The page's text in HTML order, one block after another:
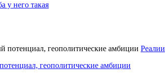
у него такая
Реалии
геополитические амбиции